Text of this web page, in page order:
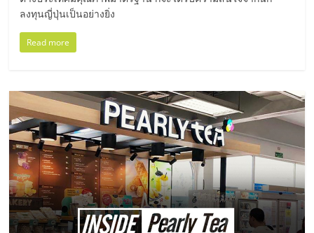
มอี
SMEs,
แฟ
ไชส์,
ที่
ปรึกษา
แฟ
รน
ไชส์,
รวม
แฟ
รน
ลงทุนญี่ปุ่นเป็นอย่างยิ่ง
Read more